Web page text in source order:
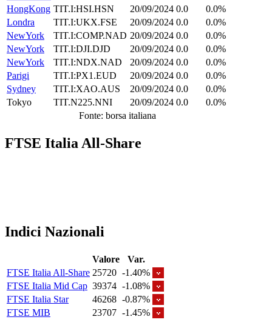
HongKong TIT.I:HSI.HSN 20/09/2024 0.0
0.0%
Londra
TIT.I:UKX.FSE 20/09/2024 0.0
0.0%
NewYork
TIT.I:COMP.NAD 20/09/2024 0.0
0.0%
NewYork
TIT.I:DJI.DJD 20/09/2024 0.0
0.0%
NewYork
TIT.I:NDX.NAD 20/09/2024 0.0
0.0%
Parigi
TIT.I:PX1.EUD 20/09/2024 0.0
0.0%
Sydney
TIT.I:XAO.AUS 20/09/2024 0.0
0.0%
Tokyo
TIT.N225.NNI 20/09/2024 0.0
0.0%
Fonte: borsa italiana
FTSE Italia All-Share
Indici Nazionali
Valore
Var.
FTSE Italia All-Share 25720 -1.40%
FTSE Italia Mid Cap 39374 -1.08%
FTSE Italia Star
46268 -0.87%
FTSE MIB
23707 -1.45%